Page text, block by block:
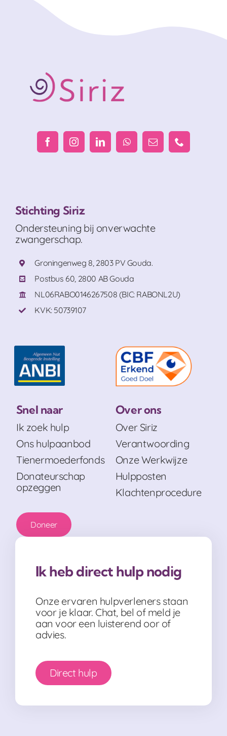
Stichting Siriz
Ondersteuning bij onverwachte
zwangerschap.
Groningenweg 8, 2803 PV Gouda.
Postbus 60, 2800 AB Gouda
NL06RABO0146267508 (BIC: RABONL2U)
KVK: 50739107
Snel naar
Ik zoek hulp
Ons hulpaanbod
Tienermoederfonds
Donateurschap
opzeggen
Doneer
Over ons
Over Siriz
Verantwoording
Onze Werkwijze
Hulpposten
Klachtenprocedure
Ik heb direct hulp nodig
Onze ervaren hulpverleners staan
voor je klaar. Chat, bel of meld je
aan voor een luisterend oor of
advies.
Direct hulp